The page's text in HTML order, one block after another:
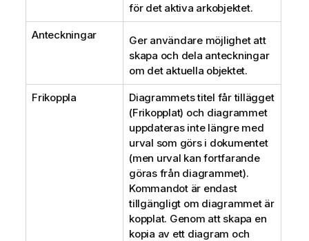
för det aktiva arkobjektet.
Anteckningar
Ger användare möjlighet att
skapa och dela anteckningar
om det aktuella objektet.
Frikoppla
Diagrammets titel får tillägget
(Frikopplat) och diagrammet
uppdateras inte längre med
urval som görs i dokumentet
(men urval kan fortfarande
göras från diagrammet).
Kommandot är endast
tillgängligt om diagrammet är
kopplat. Genom att skapa en
kopia av ett diagram och